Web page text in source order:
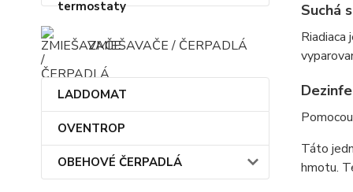
ZMIEŠAVAČE / ČERPADLÁ
LADDOMAT
OVENTROP
OBEHOVÉ ČERPADLÁ
​Suchá
Riadiaca
Táto
hmotu.